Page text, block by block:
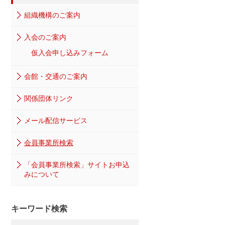
組織機構のご案内
入会のご案内
仮入会申し込みフォーム
会館・交通のご案内
関係団体リンク
メール配信サービス
会員事業所検索
「会員事業所検索」サイトお申込
みについて
キーワード検索